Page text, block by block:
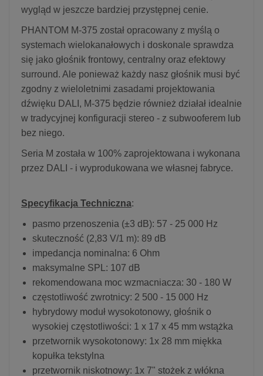
wygląd w jeszcze bardziej przystępnej cenie.
PHANTOM M-375 został opracowany z myślą o
systemach wielokanałowych i doskonale sprawdza
się jako głośnik frontowy, centralny oraz efektowy
surround. Ale ponieważ każdy nasz głośnik musi być
zgodny z wieloletnimi zasadami projektowania
dźwięku DALI, M-375 będzie również działał idealnie
w tradycyjnej konfiguracji stereo - z subwooferem lub
bez niego.
Seria M została w 100% zaprojektowana i wykonana
przez DALI - i wyprodukowana we własnej fabryce.
Specyfikacja Techniczna:
pasmo przenoszenia (±3 dB): 57 - 25 000 Hz
skuteczność (2,83 V/1 m): 89 dB
impedancja nominalna: 6 Ohm
maksymalne SPL: 107 dB
rekomendowana moc wzmacniacza: 30 - 180 W
częstotliwość zwrotnicy: 2 500 - 15 000 Hz
hybrydowy moduł wysokotonowy, głośnik o
wysokiej częstotliwości: 1 x 17 x 45 mm wstążka
przetwornik wysokotonowy: 1x 28 mm miękka
kopułka tekstylna
przetwornik niskotnowy: 1x 7" stożek z włókna